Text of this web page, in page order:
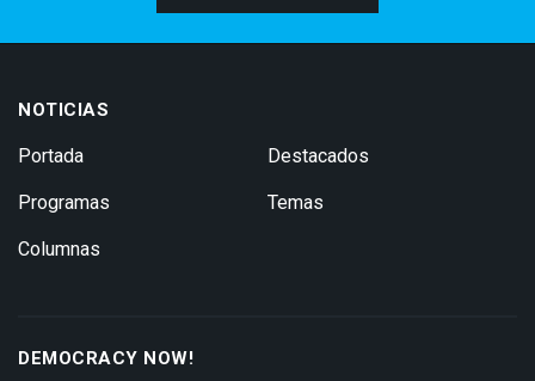
NOTICIAS
Portada
Programas
Columnas
Destacados
Temas
DEMOCRACY NOW!